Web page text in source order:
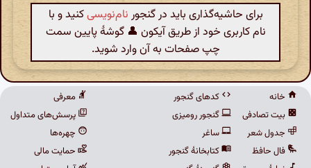
برای حاشیه‌گذاری باید در گنجور نام‌نویسیکنید و با
نام کاربری خود از طریق آیکون 👤 گوشهٔ پایین سمت
چپ صفحات به آن وارد شوید.
خانه
بیت تصادفی
جدول شعر
فال حافظ
کدهای گنجور
گنجور رومیزی
ساغر
کتابخانهٔ گنجور
معرفی
پرسش‌های متداول
چهره‌ها
حمایت مالی